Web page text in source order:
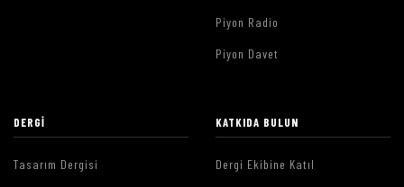
Piyon Radio
Piyon Davet
DERGI
Tasarım Dergisi
KATKIDA BULUN
Dergi Ekibine Katıl